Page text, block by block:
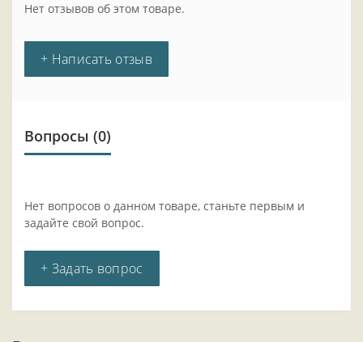
Нет отзывов об этом товаре.
+ Написать отзыв
Вопросы (0)
Нет вопросов о данном товаре, станьте первым и
задайте свой вопрос.
+ Задать вопрос